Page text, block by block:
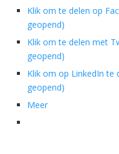
Klik om te delen op
geopend)
Klik om te delen met
geopend)
Klik om op LinkedIn te
geopend)
Meer